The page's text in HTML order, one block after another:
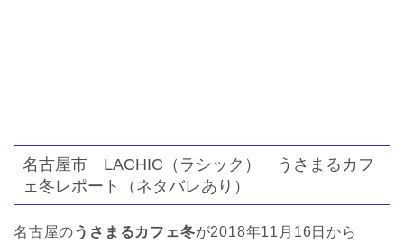
名古屋市 LACHIC（ラシック） うさまるカフ
ェ冬レポート（ネタバレあり）
名古屋のうさまるカフェ冬が2018年11月16日から